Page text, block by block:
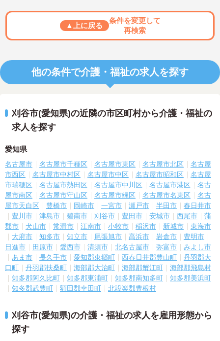
▲上に戻る
条件を変更して
再検索
他の条件で介護・福祉の求人を探す
刈谷市(愛知県)の近隣の市区町村から介護・福祉の
求人を探す
愛知県
名古屋市 名古屋市千種区 名古屋市東区 名古屋市北区
名古屋
市西区
名古屋市中村区 名古屋市中区 名古屋市昭和区
名古屋
市瑞穂区
名古屋市熱田区 名古屋市中川区 名古屋市港区
名古
屋市南区
名古屋市守山区 名古屋市緑区 名古屋市名東区
名古
屋市天白区
豊橋市 岡崎市 一宮市 瀬戸市 半田市
春日井市
豊川市
津島市 碧南市 刈谷市 豊田市 安城市 西尾市
蒲
郡市
犬山市 常滑市 江南市 小牧市 稲沢市 新城市
東海市
大府市
知多市 知立市 尾張旭市 高浜市 岩倉市
豊明市
日進市
田原市 愛西市 清須市 北名古屋市 弥富市
みよし市
あま市
長久手市 愛知郡東郷町 西春日井郡豊山町
丹羽郡大
口町
丹羽郡扶桑町 海部郡大治町 海部郡蟹江町
海部郡飛島村
知多郡阿久比町
知多郡東浦町 知多郡南知多町
知多郡美浜町
知多郡武豊町
額田郡幸田町 北設楽郡豊根村
刈谷市(愛知県)の介護・福祉の求人を雇用形態から
探す